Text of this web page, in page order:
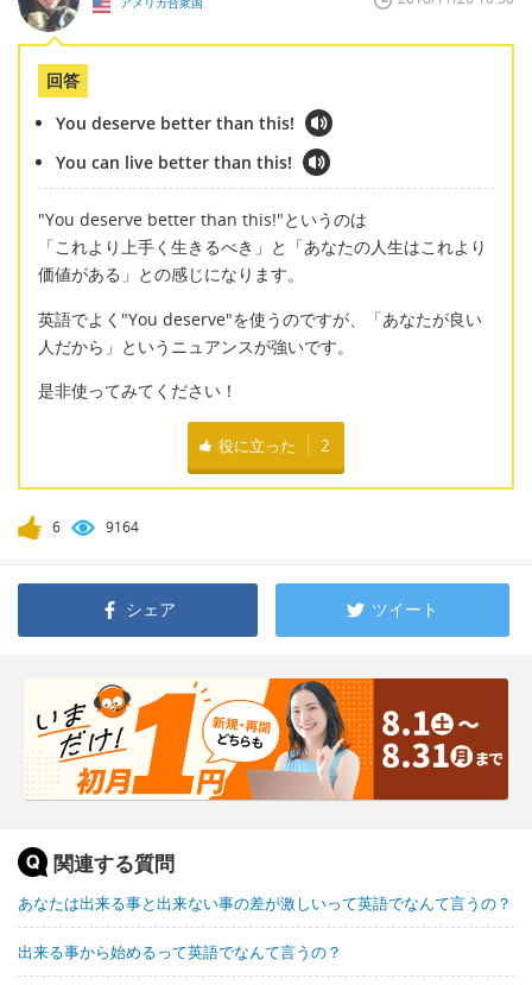
回答
You deserve better than this!
You can live better than this!
"You deserve better than this!"というのは
「これより上手く生きるべき」と「あなたの人生はこれより
価値がある」との感じになります。
英語でよく"You deserve"を使うのですが、「あなたが良い
人だから」というニュアンスが強いです。
是非使ってみてください！
役に立った 2
6 9164
シェア ツイート
関連する質問
あなたは出来る事と出来ない事の差が激しいって英語でなんて言うの？
出来る事から始めるって英語でなんて言うの？